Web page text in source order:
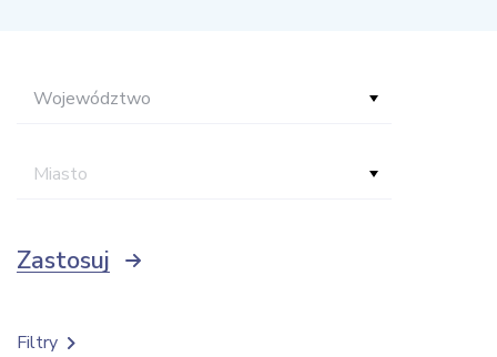
Województwo
Miasto
Zastosuj
Filtry